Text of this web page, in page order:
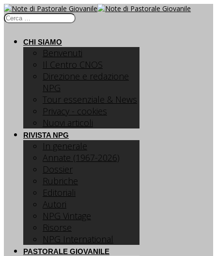
CHI SIAMO
Benvenuti
Il Centro CNOS
Direzione e redazione
NPG
Tour essenziale & News
Privacy - cookies
Nuovi articoli
RIVISTA NPG
In generale
Annate (1967-2026)
Dossier
Rubriche
Editoriali
Autori
NPG Vintage
Risorse
NPG International
PASTORALE GIOVANILE